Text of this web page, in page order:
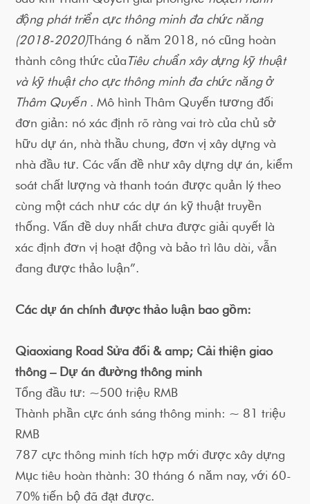
động phát triển cực thông minh đa chức năng
(2018-2020)Tháng 6 năm 2018, nó cũng hoàn
thành công thức củaTiêu chuẩn xây dựng kỹ thuật
và kỹ thuật cho cực thông minh đa chức năng ở
Thâm Quyến. Mô hình Thâm Quyến tương đối
đơn giản: nó xác định rõ ràng vai trò của chủ sở
hữu dự án, nhà thầu chung, đơn vị xây dựng và
nhà đầu tư. Các vấn đề như xây dựng dự án, kiểm
soát chất lượng và thanh toán được quản lý theo
cùng một cách như các dự án kỹ thuật truyền
thống. Vấn đề duy nhất chưa được giải quyết là
xác định đơn vị hoạt động và bảo trì lâu dài, vẫn
đang được thảo luận”.
Các dự án chính được thảo luận bao gồm:
Qiaoxiang Road Sửa đổi & amp; Cải thiện giao
thông – Dự án đường thông minh
Tổng đầu tư: ~500 triệu RMB
Thành phần cực ánh sáng thông minh: ~ 81 triệu
RMB
787 cực thông minh tích hợp mới được xây dựng
Mục tiêu hoàn thành: 30 tháng 6 năm nay, với 60-
70% tiến bộ đã đạt được.